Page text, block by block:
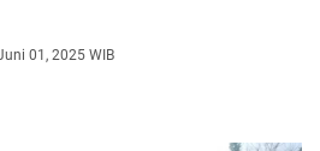
01, 2025 WIB